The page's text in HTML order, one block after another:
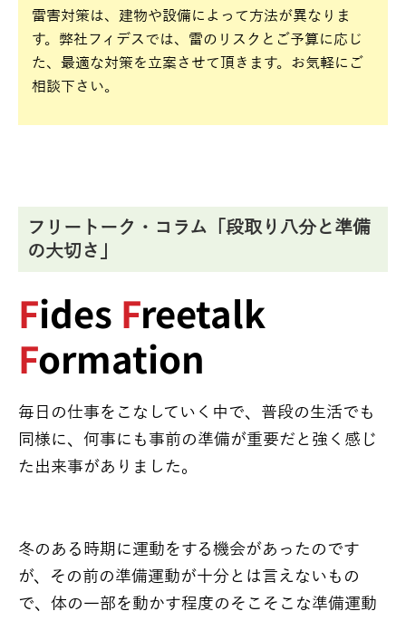
雷害対策は、建物や設備によって方法が異なりま
す。弊社フィデスでは、雷のリスクとご予算に応じ
た、最適な対策を立案させて頂きます。お気軽にご
相談下さい。
フリートーク・コラム「段取り八分と準備
の大切さ」
Fides Freetalk
Formation
毎日の仕事をこなしていく中で、普段の生活でも
同様に、何事にも事前の準備が重要だと強く感じ
た出来事がありました。
冬のある時期に運動をする機会があったのです
が、その前の準備運動が十分とは言えないもの
で、体の一部を動かす程度のそこそこな準備運動